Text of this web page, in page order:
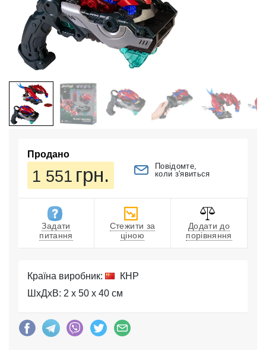
Продано
1 551 грн.
Повідомте,
коли з'явиться
Задати
питання
Стежити за
ціною
Додати до
порівняння
Країна виробник:
КНР
ШхДхВ: 2 x 50 x 40 см